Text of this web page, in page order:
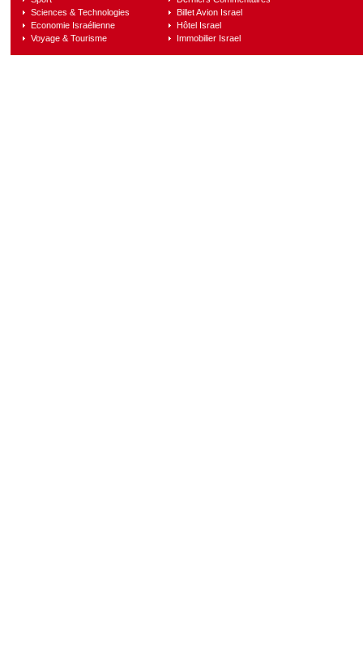
Sciences & Technologies
Economie Israélienne
Voyage & Tourisme
Billet Avion Israel
Hôtel Israel
Immobilier Israel